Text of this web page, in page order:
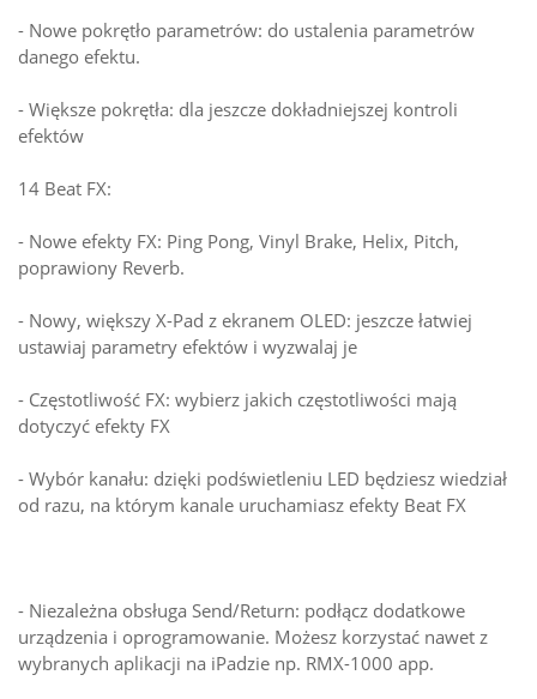
- Nowe pokrętło parametrów: do ustalenia parametrów
danego efektu.
- Większe pokrętła: dla jeszcze dokładniejszej kontroli
efektów
14 Beat FX:
- Nowe efekty FX: Ping Pong, Vinyl Brake, Helix, Pitch,
poprawiony Reverb.
- Nowy, większy X-Pad z ekranem OLED: jeszcze łatwiej
ustawiaj parametry efektów i wyzwalaj je
- Częstotliwość FX: wybierz jakich częstotliwości mają
dotyczyć efekty FX
- Wybór kanału: dzięki podświetleniu LED będziesz wiedział
od razu, na którym kanale uruchamiasz efekty Beat FX
- Niezależna obsługa Send/Return: podłącz dodatkowe
urządzenia i oprogramowanie. Możesz korzystać nawet z
wybranych aplikacji na iPadzie np. RMX-1000 app.